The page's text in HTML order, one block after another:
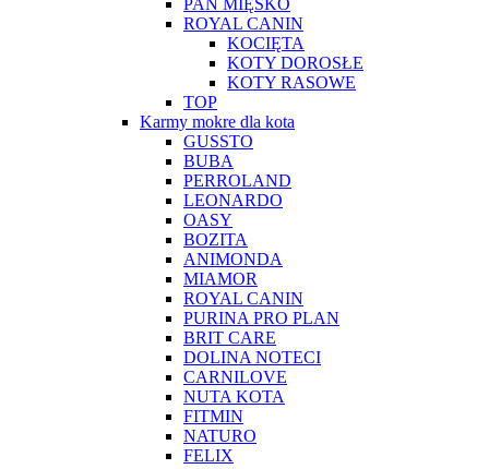
ROYAL CANIN
KOCIĘTA
KOTY DOROSŁE
KOTY RASOWE
TOP
Karmy mokre dla kota
GUSSTO
BUBA
PERROLAND
LEONARDO
OASY
BOZITA
ANIMONDA
MIAMOR
ROYAL CANIN
PURINA PRO PLAN
BRIT CARE
DOLINA NOTECI
CARNILOVE
NUTA KOTA
FITMIN
NATURO
FELIX